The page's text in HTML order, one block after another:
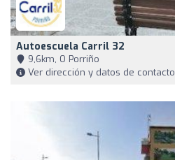
Autoescuela Carril 32
9,6km, O Porriño
Ver dirección y datos de contacto